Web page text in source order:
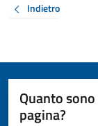
Indietro
Quanto
pagina?